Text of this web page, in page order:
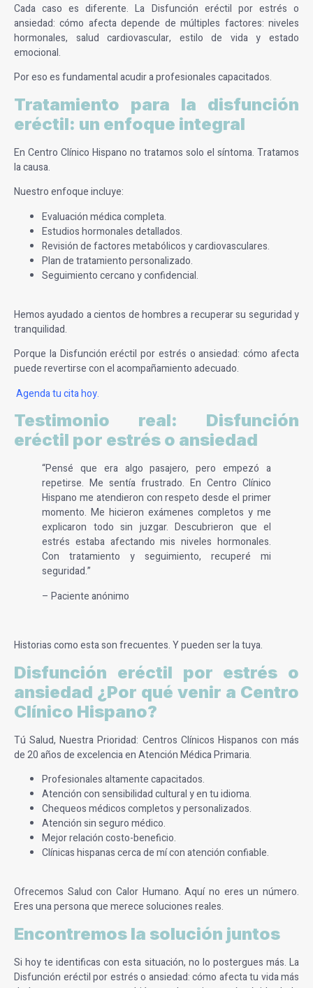
Cada caso es diferente. La Disfunción eréctil por estrés o
ansiedad: cómo afecta depende de múltiples factores: niveles
hormonales, salud cardiovascular, estilo de vida y estado
emocional.
Por eso es fundamental acudir a profesionales capacitados.
Tratamiento para la disfunción
eréctil: un enfoque integral
En Centro Clínico Hispano no tratamos solo el síntoma. Tratamos
la causa.
Nuestro enfoque incluye:
Evaluación médica completa.
Estudios hormonales detallados.
Revisión de factores metabólicos y cardiovasculares.
Plan de tratamiento personalizado.
Seguimiento cercano y confidencial.
Hemos ayudado a cientos de hombres a recuperar su seguridad y
tranquilidad.
Porque la Disfunción eréctil por estrés o ansiedad: cómo afecta
puede revertirse con el acompañamiento adecuado.
Agenda tu cita hoy.
Testimonio real: Disfunción
eréctil por estrés o ansiedad
“Pensé que era algo pasajero, pero empezó a
repetirse. Me sentía frustrado. En Centro Clínico
Hispano me atendieron con respeto desde el primer
momento. Me hicieron exámenes completos y me
explicaron todo sin juzgar. Descubrieron que el
estrés estaba afectando mis niveles hormonales.
Con tratamiento y seguimiento, recuperé mi
seguridad.”
– Paciente anónimo
Historias como esta son frecuentes. Y pueden ser la tuya.
Disfunción eréctil por estrés o
ansiedad ¿Por qué venir a Centro
Clínico Hispano?
Tú Salud, Nuestra Prioridad: Centros Clínicos Hispanos con más
de 20 años de excelencia en Atención Médica Primaria.
Profesionales altamente capacitados.
Atención con sensibilidad cultural y en tu idioma.
Chequeos médicos completos y personalizados.
Atención sin seguro médico.
Mejor relación costo-beneficio.
Clínicas hispanas cerca de mí con atención confiable.
Ofrecemos Salud con Calor Humano. Aquí no eres un número.
Eres una persona que merece soluciones reales.
Encontremos la solución juntos
Si hoy te identificas con esta situación, no lo postergues más. La
Disfunción eréctil por estrés o ansiedad: cómo afectatu vida más